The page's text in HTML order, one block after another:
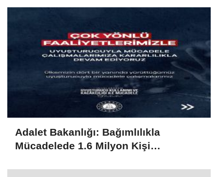
Adalet Bakanlığı: Bağımlılıkla
Mücadelede 1.6 Milyon Kişi